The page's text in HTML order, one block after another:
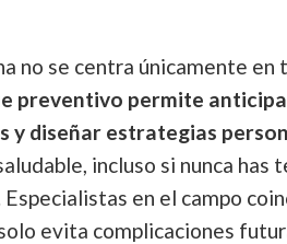
no se centra únicamente en
preventivo permite
y diseñar estrategias
incluso si nunca has
en el campo
evita complicaciones